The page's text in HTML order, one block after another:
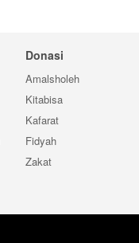
Donasi
Amalsholeh
Kitabisa
Kafarat
Fidyah
Zakat